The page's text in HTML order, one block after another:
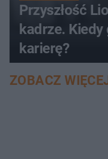
Przyszłość
kadrze.
karierę?
ZOBACZ